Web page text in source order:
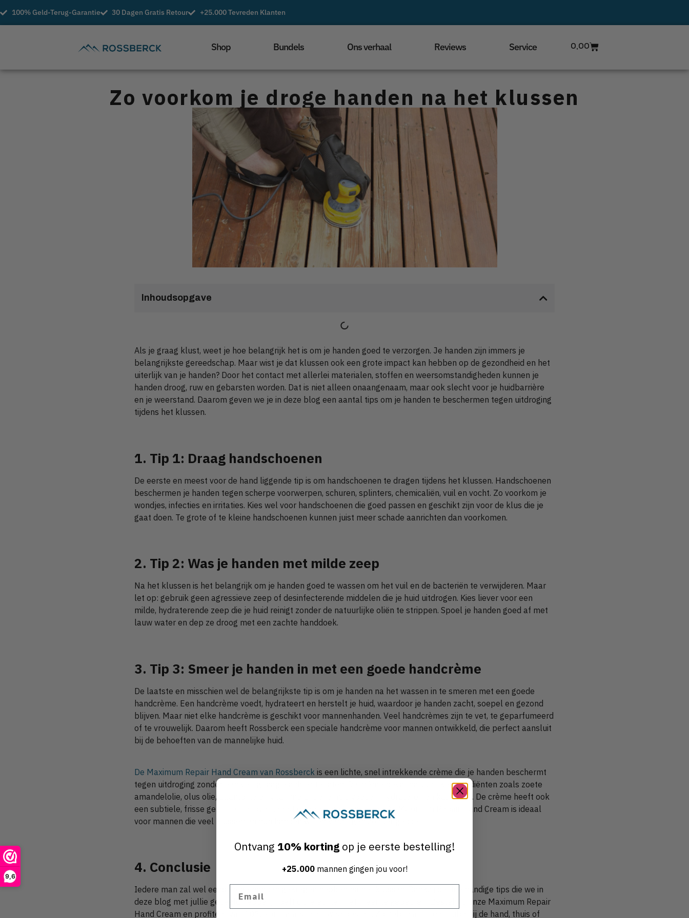
9,6
100% Geld-Terug-Garantie 30 Dagen Gratis Retour +25.000 Tevreden Klanten
Shop Bundels Ons verhaal Reviews Service 0,00
Zo voorkom je droge handen na het klussen
Inhoudsopgave
Als je graag klust, weet je hoe belangrijk het is om je handen goed te verzorgen. Je handen zijn immers je
belangrijkste gereedschap. Maar wist je dat klussen ook een grote impact kan hebben op de gezondheid en het
uiterlijk van je handen? Door het contact met allerlei materialen, stoffen en weersomstandigheden kunnen je
handen droog, ruw en gebarsten worden. Dat is niet alleen onaangenaam, maar ook slecht voor je huidbarrière
en je weerstand. Daarom geven we je in deze blog een aantal tips om je handen te beschermen tegen uitdroging
tijdens het klussen.
1. Tip 1: Draag handschoenen
De eerste en meest voor de hand liggende tip is om handschoenen te dragen tijdens het klussen. Handschoenen
beschermen je handen tegen scherpe voorwerpen, schuren, splinters, chemicaliën, vuil en vocht. Zo voorkom je
wondjes, infecties en irritaties. Kies wel voor handschoenen die goed passen en geschikt zijn voor de klus die je
gaat doen. Te grote of te kleine handschoenen kunnen juist meer schade aanrichten dan voorkomen.
2. Tip 2: Was je handen met milde zeep
Na het klussen is het belangrijk om je handen goed te wassen om het vuil en de bacteriën te verwijderen. Maar
let op: gebruik geen agressieve zeep of desinfecterende middelen die je huid uitdrogen. Kies liever voor een
milde, hydraterende zeep die je huid reinigt zonder de natuurlijke oliën te strippen. Spoel je handen goed af met
lauw water en dep ze droog met een zachte handdoek.
3. Tip 3: Smeer je handen in met een goede handcrème
De laatste en misschien wel de belangrijkste tip is om je handen na het wassen in te smeren met een goede
handcrème. Een handcrème voedt, hydrateert en herstelt je huid, waardoor je handen zacht, soepel en gezond
blijven. Maar niet elke handcrème is geschikt voor mannenhanden. Veel handcrèmes zijn te vet, te geparfumeerd
of te vrouwelijk. Daarom heeft Rossberck een speciale handcrème voor mannen ontwikkeld, die perfect aansluit
bij de behoeften van de mannelijke huid.
De Maximum Repair Hand Cream van Rossberck is een lichte, snel intrekkende crème die je handen beschermt
tegen uitdroging zonder een vettig laagje achter te laten. De crème bevat natuurlijke ingrediënten zoals zoete
amandelolie, olus olie, allantoïne en vitamine E, die je huid voeden, hydrateren en kalmeren. De crème heeft ook
een subtiele, frisse geur die niet overheerst of botst met je parfum. De Maximum Repair Hand Cream is ideaal
voor mannen die veel klussen en hun handen willen verzorgen zonder gedoe.
4. Conclusie
Iedere man zal wel eens droge handen gekregen hebben na het klussen. Dankzij de drie handige tips die we in
deze blog met jullie gedeeld hebben, hoeft dit je echter niet meer te gebeuren! Bestel nu onze Maximum Repair
Hand Cream en profiteer van 10% korting als je er twee bestelt. Zo heb je altijd een tube bij de hand, thuis of
Ontvang 10% kortingop je eerste bestelling!
+25.000mannen gingen jou voor!